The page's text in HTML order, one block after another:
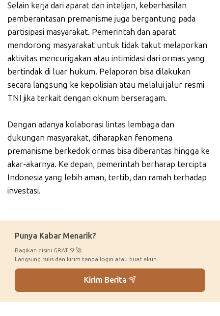
Selain kerja dari aparat dan intelijen, keberhasilan
pemberantasan premanisme juga bergantung pada
partisipasi masyarakat. Pemerintah dan aparat
mendorong masyarakat untuk tidak takut melaporkan
aktivitas mencurigakan atau intimidasi dari ormas yang
bertindak di luar hukum. Pelaporan bisa dilakukan
secara langsung ke kepolisian atau melalui jalur resmi
TNI jika terkait dengan oknum berseragam.
Dengan adanya kolaborasi lintas lembaga dan
dukungan masyarakat, diharapkan fenomena
premanisme berkedok ormas bisa diberantas hingga ke
akar-akarnya. Ke depan, pemerintah berharap tercipta
Indonesia yang lebih aman, tertib, dan ramah terhadap
investasi.
Punya Kabar Menarik?
Bagikan disini GRATIS! 🚀
Langsung tulis dan kirim tanpa login atau buat akun.
Kirim Berita